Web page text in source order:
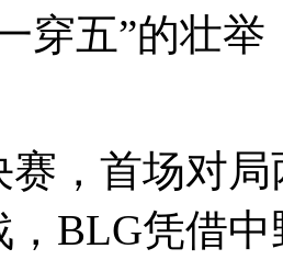
穿五”的壮
赛，首场对
，BLG凭借